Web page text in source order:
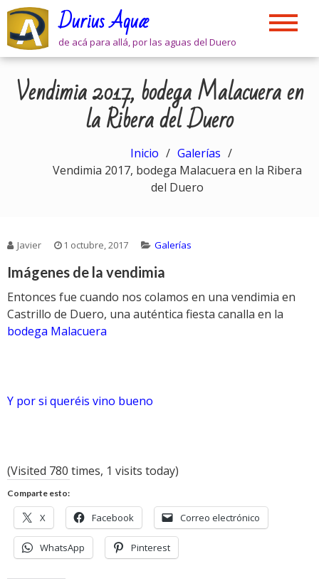
Skip
content
Durius Aquæ
de acá para allá, por las aguas del Duero
Vendimia 2017, bodega Malacuera en
la Ribera del Duero
Inicio
Galerías
Vendimia 2017, bodega Malacuera en la Ribera
del Duero
Javier 1 octubre, 2017 Galerías
Imágenes de la vendimia
Entonces fue cuando nos colamos en una vendimia en
Castrillo de Duero, una auténtica fiesta canalla en la
bodega Malacuera
Y por si queréis vino bueno
(Visited 780 times, 1 visits today)
Comparte esto:
X Facebook Correo electrónico
WhatsApp Pinterest